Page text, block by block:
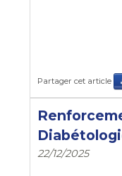
Partager cet article
22/12/2025